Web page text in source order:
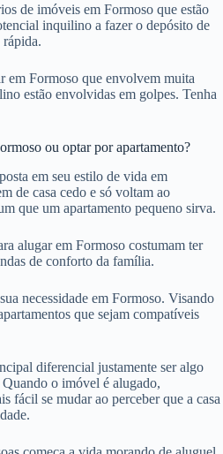
de imóveis em Formoso que estão
inquilino a fazer o depósito de
em Formoso que envolvem muita
estão envolvidas em golpes. Tenha
ou optar por apartamento?
em seu estilo de vida em
de casa cedo e só voltam ao
que um apartamento pequeno sirva.
alugar em Formoso costumam ter
de conforto da família.
necessidade em Formoso. Visando
que sejam compatíveis
diferencial justamente ser algo
o imóvel é alugado,
fácil se mudar ao perceber que a casa